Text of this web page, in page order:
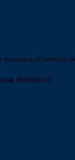
messaggio all'indirizzo
elettronica!